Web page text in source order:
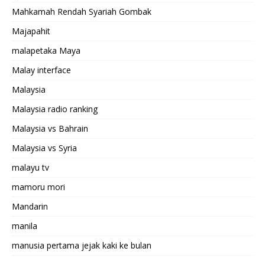
Mahkamah Rendah Syariah Gombak
Majapahit
malapetaka Maya
Malay interface
Malaysia
Malaysia radio ranking
Malaysia vs Bahrain
Malaysia vs Syria
malayu tv
mamoru mori
Mandarin
manila
manusia pertama jejak kaki ke bulan